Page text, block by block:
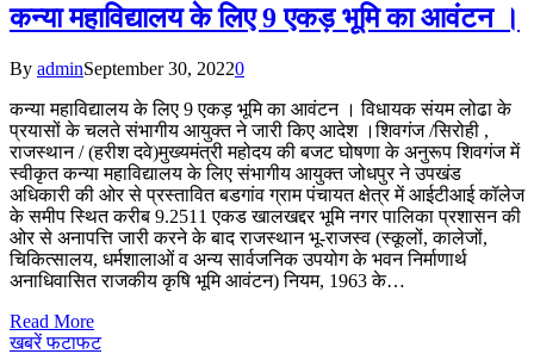
कन्या महाविद्यालय के लिए 9 एकड़ भूमि का आवंटन ।
By adminSeptember 30, 20220
कन्या महाविद्यालय के लिए 9 एकड़ भूमि का आवंटन । विधायक संयम लोढा के
प्रयासों के चलते संभागीय आयुक्त ने जारी किए आदेश ।शिवगंज /सिरोही ,
राजस्थान / (हरीश दवे)मुख्यमंत्री महोदय की बजट घोषणा के अनुरूप शिवगंज में
स्वीकृत कन्या महाविद्यालय के लिए संभागीय आयुक्त जोधपुर ने उपखंड
अधिकारी की ओर से प्रस्तावित बडगांव ग्राम पंचायत क्षेत्र में आईटीआई कॉलेज
के समीप स्थित करीब 9.2511 एकड खालखद्दर भूमि नगर पालिका प्रशासन की
ओर से अनापत्ति जारी करने के बाद राजस्थान भू-राजस्व (स्कूलों, कालेजों,
चिकित्सालय, धर्मशालाओं व अन्य सार्वजनिक उपयोग के भवन निर्माणार्थ
अनाधिवासित राजकीय कृषि भूमि आवंटन) नियम, 1963 के…
Read More
खबरें फटाफट